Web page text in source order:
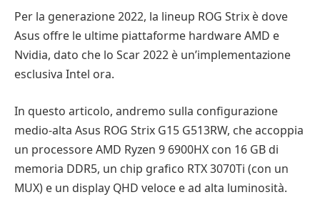
Per la generazione 2022, la lineup ROG Strix è dove
Asus offre le ultime piattaforme hardware AMD e
Nvidia, dato che lo Scar 2022 è un’implementazione
esclusiva Intel ora.
In questo articolo, andremo sulla configurazione
medio-alta Asus ROG Strix G15 G513RW, che accoppia
un processore AMD Ryzen 9 6900HX con 16 GB di
memoria DDR5, un chip grafico RTX 3070Ti (con un
MUX) e un display QHD veloce e ad alta luminosità.